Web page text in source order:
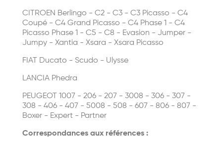
CITROEN Berlingo - C2 - C3 - C3 Picasso - C4
Coupé - C4 Grand Picasso - C4 Phase 1 - C4
Picasso Phase 1 - C5 - C8 - Evasion - Jumper -
Jumpy - Xantia - Xsara - Xsara Picasso
FIAT Ducato - Scudo - Ulysse
LANCIA Phedra
PEUGEOT 1007 - 206 - 207 - 3008 - 306 - 307 -
308 - 406 - 407 - 5008 - 508 - 607 - 806 - 807 -
Boxer - Expert - Partner
Correspondances aux références :